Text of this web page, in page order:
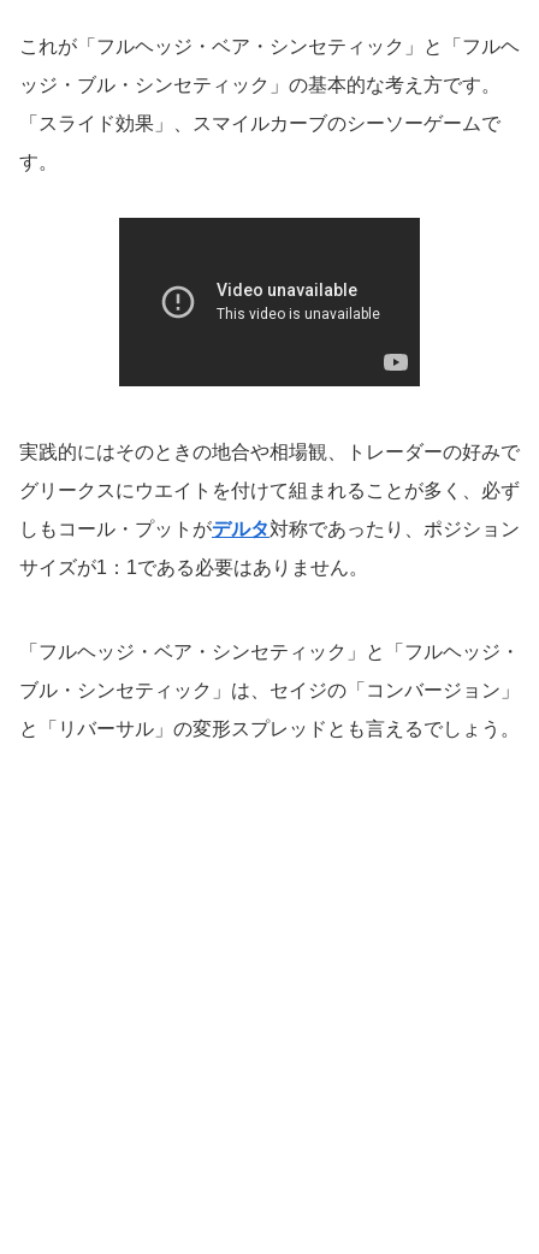
これが「フルヘッジ・ベア・シンセティック」と「フルヘ
ッジ・ブル・シンセティック」の基本的な考え方です。
「スライド効果」、スマイルカーブのシーソーゲームで
す。
実践的にはそのときの地合や相場観、トレーダーの好みで
グリークスにウエイトを付けて組まれることが多く、必ず
しもコール・プットがデルタ対称であったり、ポジション
サイズが1：1である必要はありません。
「フルヘッジ・ベア・シンセティック」と「フルヘッジ・
ブル・シンセティック」は、セイジの「コンバージョン」
と「リバーサル」の変形スプレッドとも言えるでしょう。